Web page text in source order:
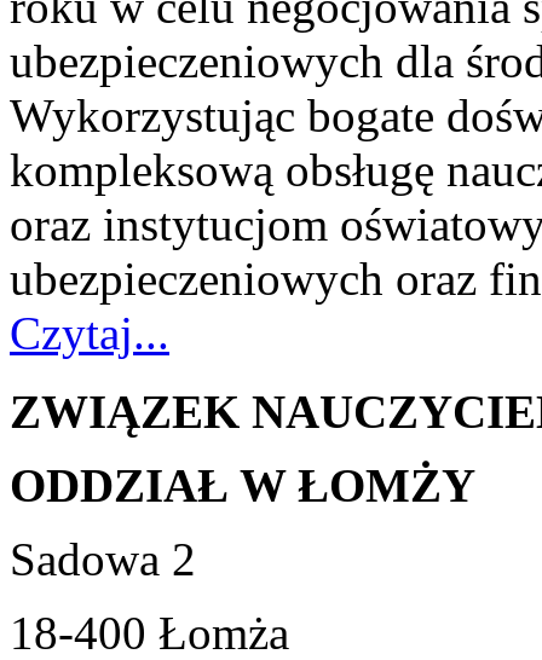
ubezpieczeniowych dla
Wykorzystując bogate
kompleksową obsługę
oraz instytucjom
ubezpieczeniowych oraz
Czytaj...
ZWIĄZEK
ODDZIAŁ W ŁOMŻY
Sadowa 2
18-400 Łomża